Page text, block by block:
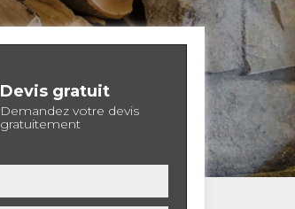
Devis gratuit
Demandez votre devis
gratuitement